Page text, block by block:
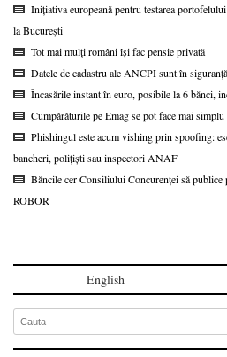
Inițiativa europeană pentru testarea
la București
Tot mai mulți români își fac pensie privată
Datele de cadastru ale ANCPI sunt în
Încasările instant în euro, posibile la 6 bănci,
Cumpărăturile pe Emag se pot face mai
Phishingul este acum vishing prin spoofing:
bancheri, polițiști sau inspectori ANAF
Băncile cer Consiliului Concurenței să
ROBOR
English